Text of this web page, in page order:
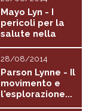
Mayo Lyn - I
pericoli per la
salute nella
cura...
28/08/2014
Parson Lynne - Il
movimento e
l'esplorazione...